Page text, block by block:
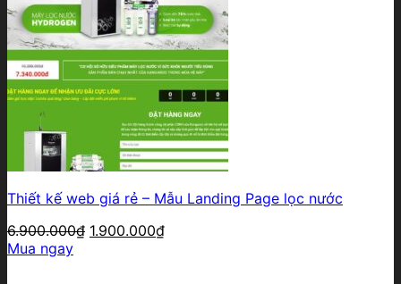
Thiết kế web giá rẻ – Mẫu Landing Page lọc nước
6.900.000₫ Giá
1.900.000₫Giá
Mua ngay